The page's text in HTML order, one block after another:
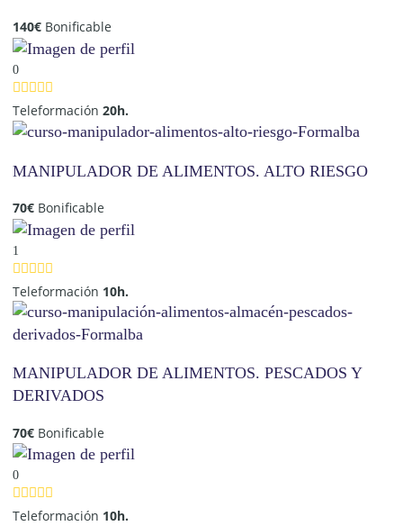
140€ Bonificable
0
Teleformación20h.
MANIPULADOR DE ALIMENTOS. ALTO RIESGO
70€ Bonificable
1
Teleformación 10h.
MANIPULADOR DE ALIMENTOS. PESCADOS Y
DERIVADOS
70€ Bonificable
0
Teleformación 10h.